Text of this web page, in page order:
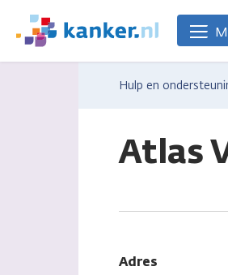
naar
We
zijn
Kanker.nl
Hulp en
Atlas
Adres